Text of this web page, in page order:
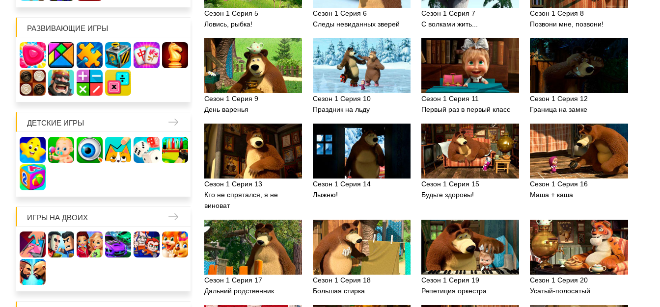
РАЗВИВАЮЩИЕ ИГРЫ
ДЕТСКИЕ ИГРЫ
ИГРЫ НА ДВОИХ
Сезон 1 Серия 5
Ловись, рыбка!
Сезон 1 Серия 6
Следы невиданных зверей
Сезон 1 Серия 7
С волками жить...
Сезон 1 Серия 8
Позвони мне, позвони!
Сезон 1 Серия 9
День варенья
Сезон 1 Серия 10
Праздник на льду
Сезон 1 Серия 11
Первый раз в первый класс
Сезон 1 Серия 12
Граница на замке
Сезон 1 Серия 13
Кто не спрятался, я не
виноват
Сезон 1 Серия 14
Лыжню!
Сезон 1 Серия 15
Будьте здоровы!
Сезон 1 Серия 16
Маша + каша
Сезон 1 Серия 17
Дальний родственник
Сезон 1 Серия 18
Большая стирка
Сезон 1 Серия 19
Репетиция оркестра
Сезон 1 Серия 20
Усатый-полосатый